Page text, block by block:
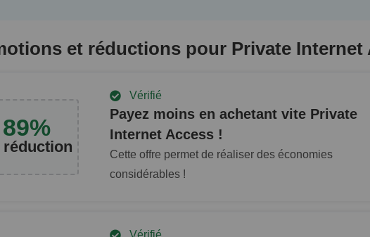
et réductions pour Private Internet
89%
réduction
Vérifié
Payez moins en achetant vite Private
Internet Access !
Cette offre permet de réaliser des économies
considérables !
Vérifié